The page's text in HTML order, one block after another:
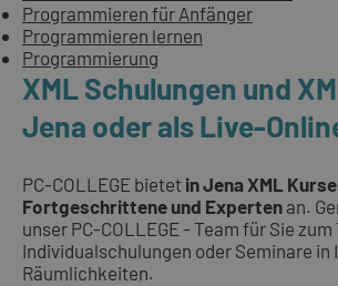
Programmieren für Anfänger
Programmieren lernen
Programmierung
XML Schulungen und
Jena oder als Live-
PC-COLLEGE bietet in Jena XML
Fortgeschrittene und Experten an.
unser PC-COLLEGE - Team für Sie
Individualschulungen oder Seminare in
Räumlichkeiten.